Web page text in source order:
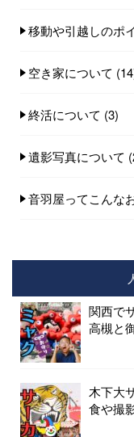
移動や引越しのポ
空き家について
終活について (3)
遺影写真について
音羽屋ってこんな
関西で
高槻と
木下大
食や撮